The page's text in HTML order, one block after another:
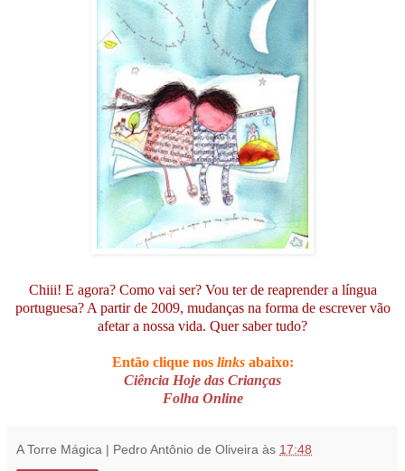
Chiii! E agora? Como vai ser? Vou ter de reaprender a língua
portuguesa? A partir de 2009, mudanças na forma de escrever vão
afetar a nossa vida. Quer saber tudo?
Então clique nos links abaixo:
Ciência Hoje das Crianças
Folha Online
A Torre Mágica | Pedro Antônio de Oliveira às 17:48